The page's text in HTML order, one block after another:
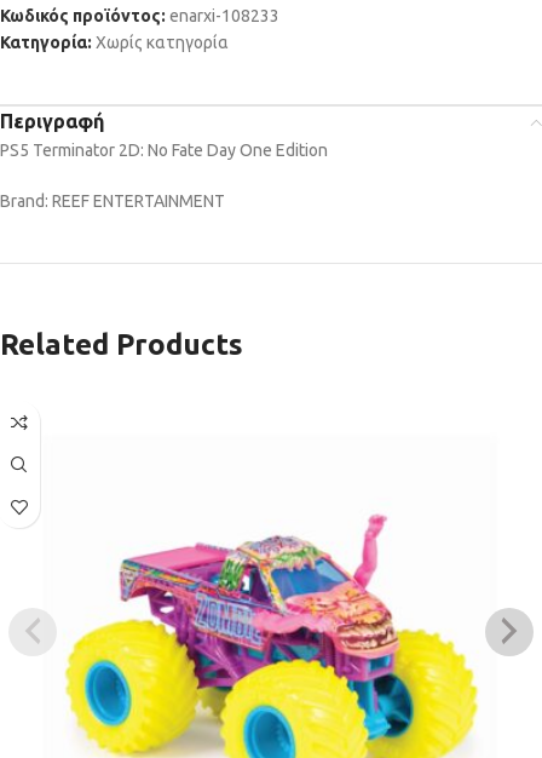
Κωδικός προϊόντος: enarxi-108233
Κατηγορία: Χωρίς κατηγορία
Περιγραφή
PS5 Terminator 2D: No Fate Day One Edition
Brand: REEF ENTERTAINMENT
Related Products